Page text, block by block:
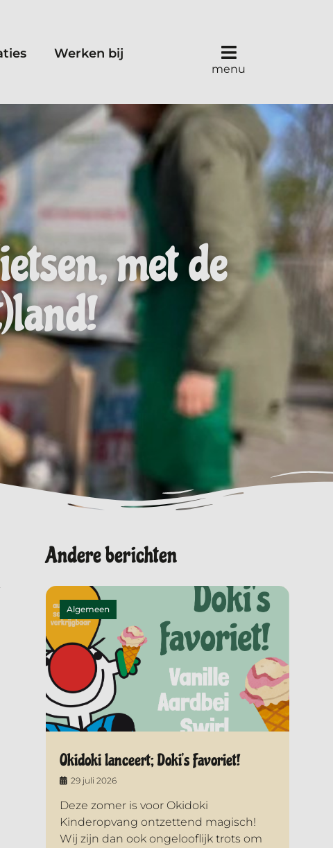
Werken bij
menu
met de
Andere berichten
Algemeen
Okidoki lanceert; Doki’s Favoriet!
29 juli 2026
Deze zomer is voor Okidoki
Kinderopvang ontzettend magisch!
Wij zijn dan ook ongelooflijk trots om